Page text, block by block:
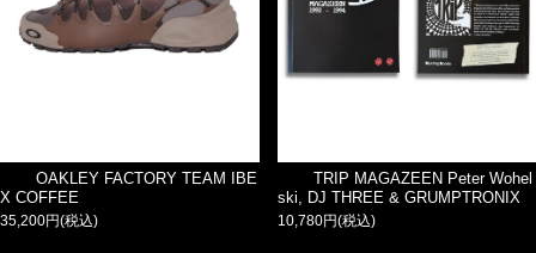
OAKLEY FACTORY TEAM IBE
X COFFEE
35,200円(税込)
TRIP MAGAZEEN Peter Wohel
ski, DJ THREE & GRUMPTRONIX
10,780円(税込)